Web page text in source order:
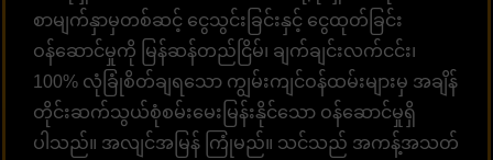
စာမျက်နှာမှတစ်ဆင့် ငွေသွင်းခြင်းနှင့် ငွေထုတ်ခြင်း
ဝန်ဆောင်မှုကို မြန်ဆန်တည်ငြိမ်၊ ချက်ချင်းလက်ငင်း၊
100% လုံခြုံစိတ်ချရသော ကျွမ်းကျင်ဝန်ထမ်းများမှ အချိန်
တိုင်းဆက်သွယ်စုံစမ်းမေးမြန်းနိုင်သော ဝန်ဆောင်မှုရှိ
ပါသည်။ အလျင်အမြန် ကြုံမည်။ သင်သည် အကန့်အသတ်